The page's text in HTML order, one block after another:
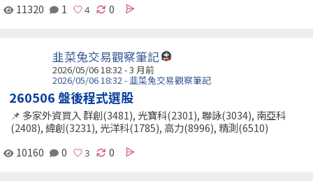
11320 1 0
韭菜兔交易觀察筆記
2026/05/06 18:32 - 3 月前
2026/05/06 18:32 - 韭菜兔交易觀察筆記
260506 盤後程式選股
📌 多家外資買入 群創(3481), 光寶科(2301), 聯詠(3034), 南亞科
(2408), 緯創(3231), 光洋科(1785), 高力(8996), 精測(6510)
10160
0 0